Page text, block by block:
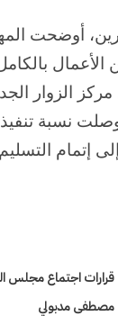
أوضحت
بالكامل
من الأعمال بنسبة 100% في
تطوير 231 بيتاً بدوياً، في حين
أعلى الهضبة إلى 99%، لافتةً
قرارات اجتماع مجلس
مصطفى مدبولي